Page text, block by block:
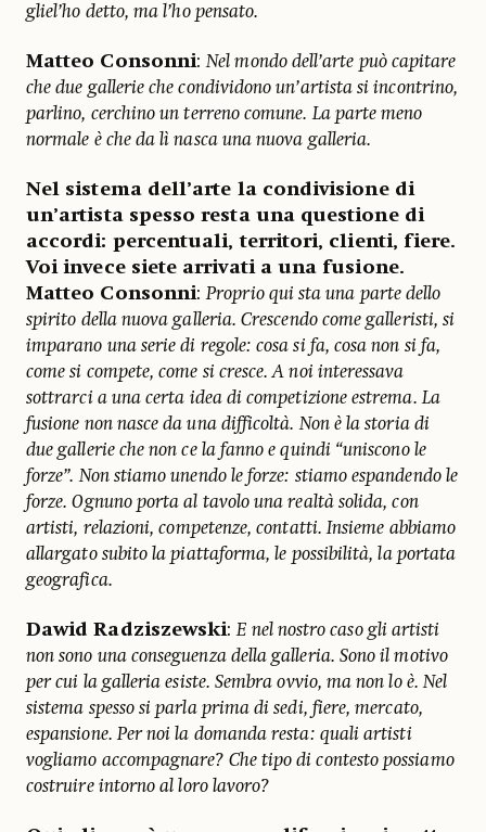
gliel’ho detto, ma l’ho pensato.
Matteo Consonni:Nel mondo dell’arte può capitare
che due gallerie che condividono un’artista si incontrino,
parlino, cerchino un terreno comune. La parte meno
normale è che da lì nasca una nuova galleria.
Nel sistema dell’arte la condivisione di
un’artista spesso resta una questione di
accordi: percentuali, territori, clienti, fiere.
Voi invece siete arrivati a una fusione.
Matteo Consonni:Proprio qui sta una parte dello
spirito della nuova galleria. Crescendo come galleristi, si
imparano una serie di regole: cosa si fa, cosa non si fa,
come si compete, come si cresce. A noi interessava
sottrarci a una certa idea di competizione estrema. La
fusione non nasce da una difficoltà. Non è la storia di
due gallerie che non ce la fanno e quindi “uniscono le
forze”. Non stiamo unendo le forze: stiamo espandendo le
forze. Ognuno porta al tavolo una realtà solida, con
artisti, relazioni, competenze, contatti. Insieme abbiamo
allargato subito la piattaforma, le possibilità, la portata
geografica.
Dawid Radziszewski:E nel nostro caso gli artisti
non sono una conseguenza della galleria. Sono il motivo
per cui la galleria esiste. Sembra ovvio, ma non lo è. Nel
sistema spesso si parla prima di sedi, fiere, mercato,
espansione. Per noi la domanda resta: quali artisti
vogliamo accompagnare? Che tipo di contesto possiamo
costruire intorno al loro lavoro?